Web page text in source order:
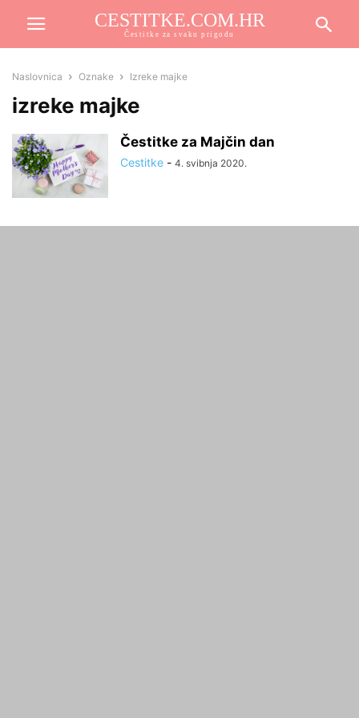
CESTITKE.COM.HR
Čestitke za svaku prigodu
Naslovnica Oznake Izreke majke
izreke majke
Čestitke za Majčin dan
Cestitke - 4. svibnja 2020.